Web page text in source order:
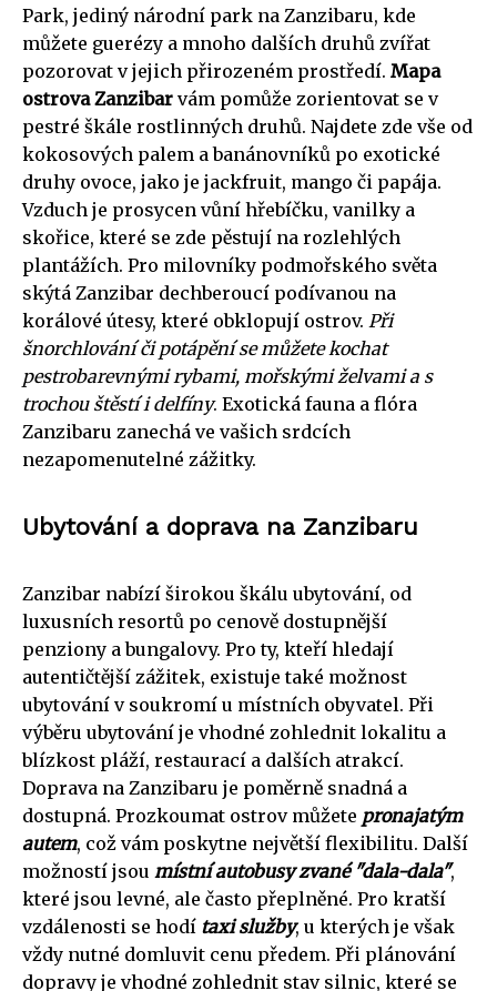
Park, jediný národní park na Zanzibaru, kde
můžete guerézy a mnoho dalších druhů zvířat
pozorovat v jejich přirozeném prostředí. Mapa
ostrova Zanzibar vám pomůže zorientovat se v
pestré škále rostlinných druhů. Najdete zde vše od
kokosových palem a banánovníků po exotické
druhy ovoce, jako je jackfruit, mango či papája.
Vzduch je prosycen vůní hřebíčku, vanilky a
skořice, které se zde pěstují na rozlehlých
plantážích. Pro milovníky podmořského světa
skýtá Zanzibar dechberoucí podívanou na
korálové útesy, které obklopují ostrov. Při
šnorchlování či potápění se můžete kochat
pestrobarevnými rybami, mořskými želvami a s
trochou štěstí i delfíny. Exotická fauna a flóra
Zanzibaru zanechá ve vašich srdcích
nezapomenutelné zážitky.
Ubytování a doprava na Zanzibaru
Zanzibar nabízí širokou škálu ubytování, od
luxusních resortů po cenově dostupnější
penziony a bungalovy. Pro ty, kteří hledají
autentičtější zážitek, existuje také možnost
ubytování v soukromí u místních obyvatel. Při
výběru ubytování je vhodné zohlednit lokalitu a
blízkost pláží, restaurací a dalších atrakcí.
Doprava na Zanzibaru je poměrně snadná a
dostupná. Prozkoumat ostrov můžete pronajatým
autem, což vám poskytne největší flexibilitu. Další
možností jsou místní autobusy zvané "dala-dala",
které jsou levné, ale často přeplněné. Pro kratší
vzdálenosti se hodí taxi služby, u kterých je však
vždy nutné domluvit cenu předem. Při plánování
dopravy je vhodné zohlednit stav silnic, které se